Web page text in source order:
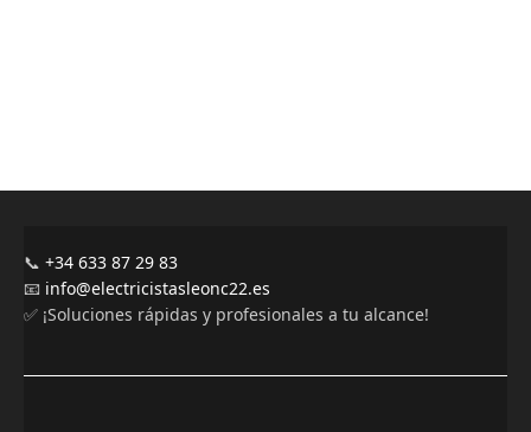
📞 +34 633 87 29 83
📧 info@electricistasleonc22.es
✅ ¡Soluciones rápidas y profesionales a tu alcance!